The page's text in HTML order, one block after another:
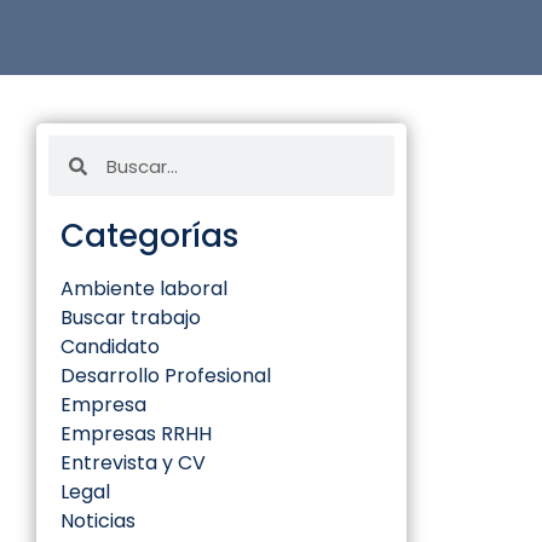
Categorías
Ambiente laboral
Buscar trabajo
Candidato
Desarrollo Profesional
Empresa
Empresas RRHH
Entrevista y CV
Legal
Noticias